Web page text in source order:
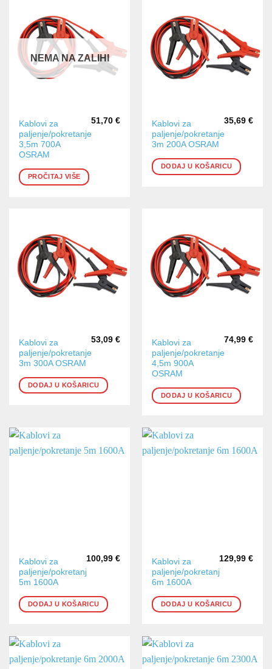
NEMA NA ZALIHI
Kablovi za
paljenje/pokretanje
3,5m 700A
OSRAM
51,70 €
PROČITAJ VIŠE
Kablovi za
paljenje/pokretanje
3m 200A OSRAM
35,69 €
DODAJ U KOŠARICU
Kablovi za
paljenje/pokretanje
3m 300A OSRAM
53,09 €
DODAJ U KOŠARICU
Kablovi za
paljenje/pokretanje
4,5m 900A
OSRAM
74,99 €
DODAJ U KOŠARICU
Kablovi za
paljenje/pokretanje
5m 1600A
100,99 €
DODAJ U KOŠARICU
Kablovi za
paljenje/pokretanje
6m 1600A
129,99 €
DODAJ U KOŠARICU